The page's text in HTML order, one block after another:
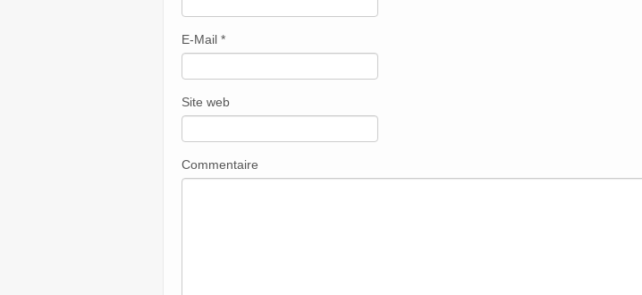
E-Mail *
Site web
Commentaire